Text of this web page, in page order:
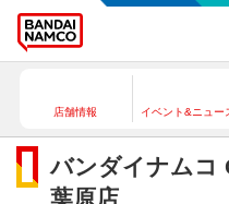
店舗情報 イベント&ニュー
バンダイナムコ
葉原店